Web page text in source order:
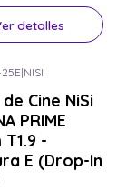
detalles
|NISI
Cine NiSi
PRIME
T1.9 -
E (Drop-In